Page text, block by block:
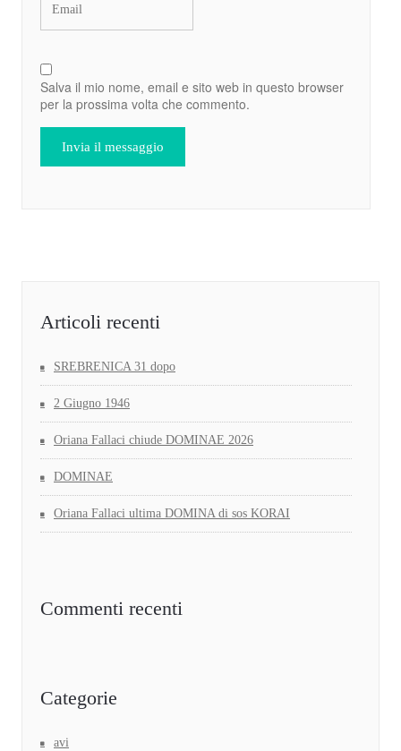
Salva il mio nome, email e sito web in questo browser
per la prossima volta che commento.
Articoli recenti
SREBRENICA 31 dopo
2 Giugno 1946
Oriana Fallaci chiude DOMINAE 2026
DOMINAE
Oriana Fallaci ultima DOMINA di sos KORAI
Commenti recenti
Categorie
avi